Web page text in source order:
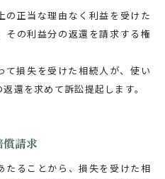
の正当な理由なく利益を受けた
その利益分の返還を請求する権
て損失を受けた相続人が、使い
還を求めて訴訟提起します。
請求
たることから、損失を受けた相